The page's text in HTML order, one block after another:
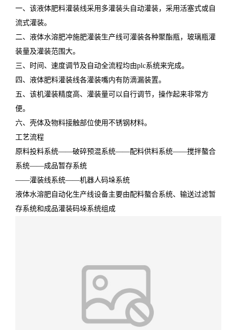
一、该液体肥料灌装线采用多灌装头自动灌装，采用活塞式或自
流式灌装。
二、液体水溶肥冲施肥灌装生产线可灌装各种聚酯瓶，玻璃瓶灌
装量及灌装范围大。
三、时间、速度调节及自动全流程均由plc系统来完成。
四、液体肥料灌装线各灌装嘴内有防滴漏装置。
五、该机灌装精度高、灌装量可以自行调节，操作起来非常方
便。
六、壳体及物料接触部位使用不锈钢材料。
工艺流程
原料投料系统——破碎预混系统——配料供料系统——搅拌螯合
系统——成品暂存系统
——灌装线系统——机器人码垛系统
液体水溶肥自动化生产线设备主要由配料螯合系统、输送过滤暂
存系统和成品灌装码垛系统组成